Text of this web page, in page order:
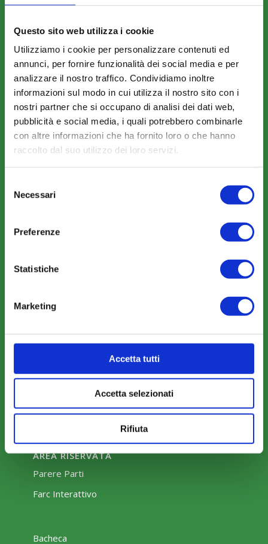
Questo sito web utilizza i cookie
Utilizziamo i cookie per personalizzare contenuti ed
annunci, per fornire funzionalità dei social media e per
analizzare il nostro traffico. Condividiamo inoltre
informazioni sul modo in cui utilizza il nostro sito con i
nostri partner che si occupano di analisi dei dati web,
pubblicità e social media, i quali potrebbero combinarle
con altre informazioni che ha fornito loro o che hanno
raccolto dal suo utilizzo dei loro servizi.
delNecessari
Preferenze
Statistiche
Marketing
Accetta tutti
Accetta selezionati
Rifiuta
Amministrazione trasparente
COME ADERIRE
Mobilità e Portabilità
COMUNICAZIONI
Eventi
Sfoglia la nostra brochure
AREA RISERVATA
Parere Parti
Farc Interattivo
Bacheca